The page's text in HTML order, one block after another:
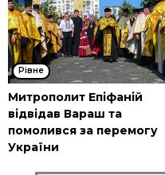
Рівне
Митрополит Епіфаній
відвідав Вараш та
помолився за перемогу
України